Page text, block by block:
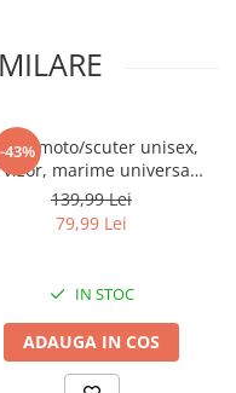
-43% moto/scuter unisex,
marime universala
55-60cm, gri, FIXATO
139,99 Lei
79,99 Lei
IN STOC
ADAUGA IN COS